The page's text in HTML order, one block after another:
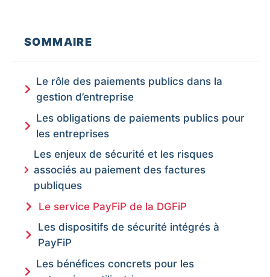
SOMMAIRE
Le rôle des paiements publics dans la
gestion d’entreprise
Les obligations de paiements publics pour
les entreprises
Les enjeux de sécurité et les risques
associés au paiement des factures
publiques
Le service PayFiP de la DGFiP
Les dispositifs de sécurité intégrés à
PayFiP
Les bénéfices concrets pour les